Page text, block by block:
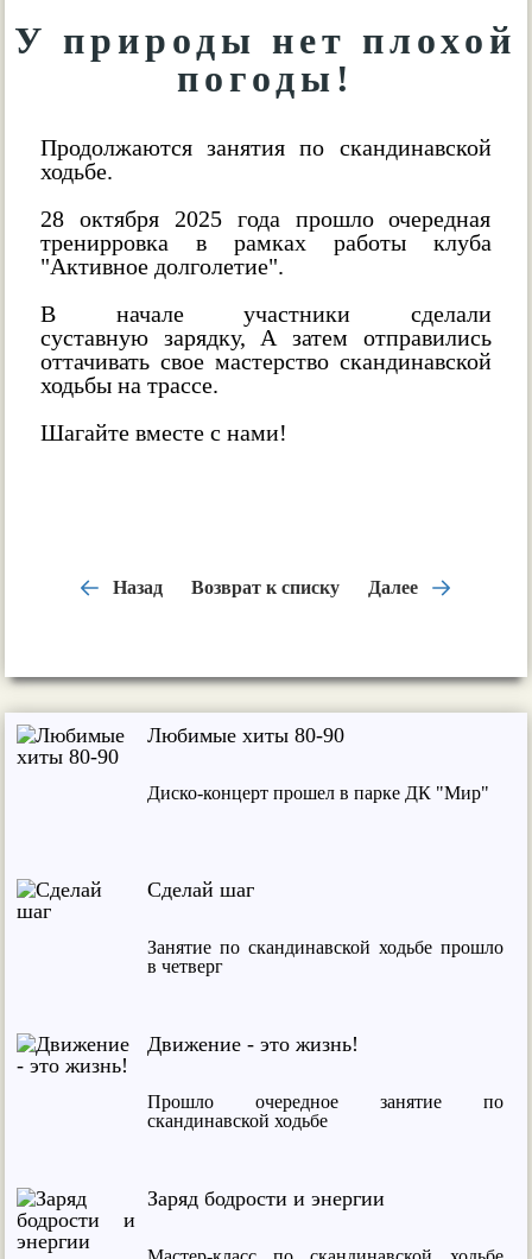
Любимые хиты 80-90
Диско-концерт прошел в парке ДК "Мир"
Сделай шаг
Занятие по скандинавской ходьбе прошло
в четверг
Движение - это жизнь!
Прошло очередное занятие по
скандинавской ходьбе
Заряд бодрости и энергии
У природы нет плохой
погоды!
Продолжаются занятия по скандинавской
ходьбе.
28 октября 2025 года прошло очередная
тренирровка в рамках работы клуба
"Активное долголетие".
В начале участники сделали
суставную зарядку, А затем отправились
оттачивать свое мастерство скандинавской
ходьбы на трассе.
Шагайте вместе с нами!
Назад Возврат к списку Далее